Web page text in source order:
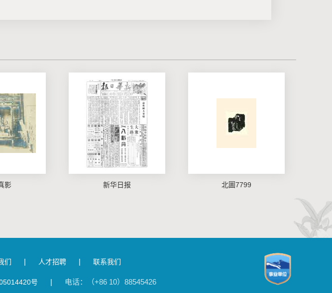
影 新华日报 北圖7799
们 | 人才招聘 | 联系我们
号 | 电话：（+86 10）88545426